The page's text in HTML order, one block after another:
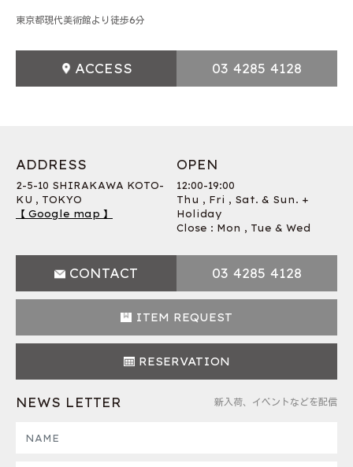
東京都現代美術館より徒歩6分
ACCESS 03 4285 4128
ADDRESS
2-5-10 SHIRAKAWA KOTO-
KU , TOKYO
【 Google map 】
OPEN
12:00-19:00
Thu , Fri , Sat. & Sun. +
Holiday
Close : Mon , Tue & Wed
CONTACT 03 4285 4128
ITEM REQUEST
RESERVATION
NEWS LETTER 新入荷、イベントなどを配信